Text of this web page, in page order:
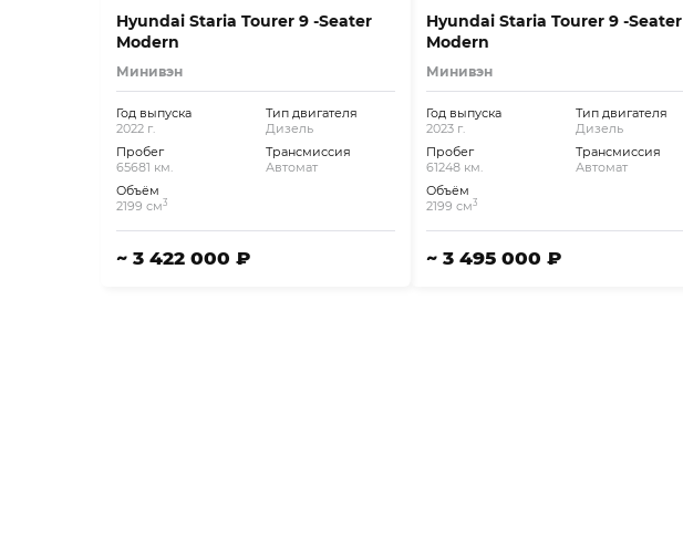
Hyundai Staria Tourer 9 -Seater
Modern
Минивэн
Год выпуска
2022 г.
Пробег
65681 км.
Объём
2199 см3
Тип двигателя
Дизель
Трансмиссия
Автомат
~ 3 422 000 ₽
Hyundai Staria Tourer 9 -Seater
Modern
Минивэн
Год выпуска
2023 г.
Пробег
61248 км.
Объём
2199 см3
Тип двигателя
Дизель
Трансмиссия
Автомат
~ 3 495 000 ₽